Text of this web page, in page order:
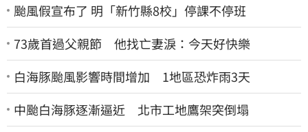
颱風假宣布了 明「新竹縣8校」停課不停班
73歲首過父親節 他找亡妻淚：今天好快樂
白海豚颱風影響時間增加 1地區恐炸雨3天
中颱白海豚逐漸逼近 北市工地鷹架突倒塌